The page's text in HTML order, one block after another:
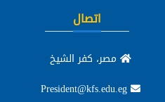
اتصال
مصر، كفر الشيخ